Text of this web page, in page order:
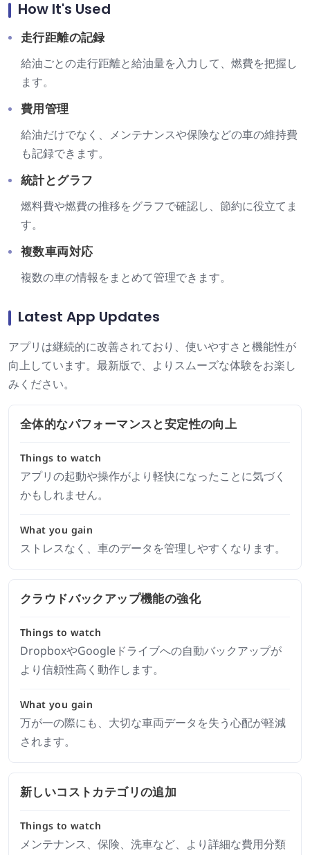
How It's Used
走行距離の記録
給油ごとの走行距離と給油量を入力して、燃費を把握し
ます。
費用管理
給油だけでなく、メンテナンスや保険などの車の維持費
も記録できます。
統計とグラフ
燃料費や燃費の推移をグラフで確認し、節約に役立てま
す。
複数車両対応
複数の車の情報をまとめて管理できます。
Latest App Updates
アプリは継続的に改善されており、使いやすさと機能性が
向上しています。最新版で、よりスムーズな体験をお楽し
みください。
全体的なパフォーマンスと安定性の向上
Things to watch
アプリの起動や操作がより軽快になったことに気づく
かもしれません。
What you gain
ストレスなく、車のデータを管理しやすくなります。
クラウドバックアップ機能の強化
Things to watch
DropboxやGoogleドライブへの自動バックアップが
より信頼性高く動作します。
What you gain
万が一の際にも、大切な車両データを失う心配が軽減
されます。
新しいコストカテゴリの追加
Things to watch
メンテナンス、保険、洗車など、より詳細な費用分類